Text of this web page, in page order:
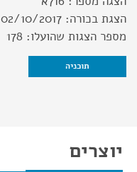
הצגת בכורה: 02/10/2017
מספר הצגות שהועלו: 178
תוכניה
יוצרים